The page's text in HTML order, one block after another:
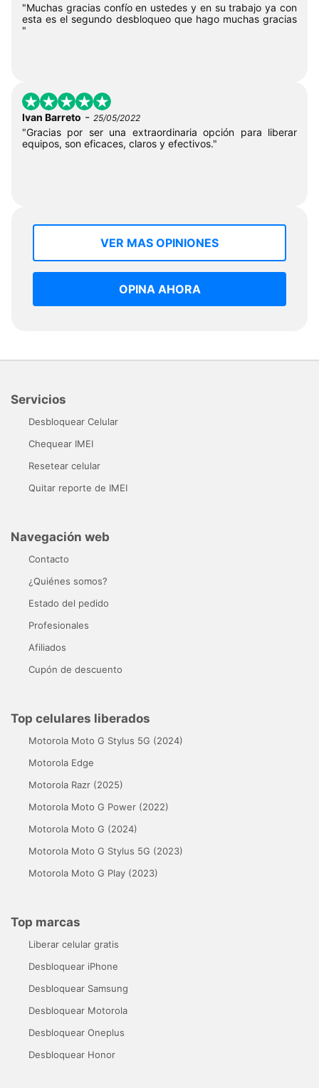
"Muchas gracias confío en ustedes y en su trabajo ya con
esta es el segundo desbloqueo que hago muchas gracias
"
Ivan Barreto - 25/05/2022
"Gracias por ser una extraordinaria opción para liberar
equipos, son eficaces, claros y efectivos."
VER MAS OPINIONES
OPINA AHORA
Servicios
Desbloquear Celular
Chequear IMEI
Resetear celular
Quitar reporte de IMEI
Navegación web
Contacto
¿Quiénes somos?
Estado del pedido
Profesionales
Afiliados
Cupón de descuento
Top celulares liberados
Motorola Moto G Stylus 5G (2024)
Motorola Edge
Motorola Razr (2025)
Motorola Moto G Power (2022)
Motorola Moto G (2024)
Motorola Moto G Stylus 5G (2023)
Motorola Moto G Play (2023)
Top marcas
Liberar celular gratis
Desbloquear iPhone
Desbloquear Samsung
Desbloquear Motorola
Desbloquear Oneplus
Desbloquear Honor